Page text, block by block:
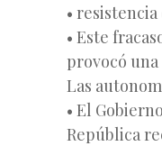
•
• Este
provocó
Las
• El
República